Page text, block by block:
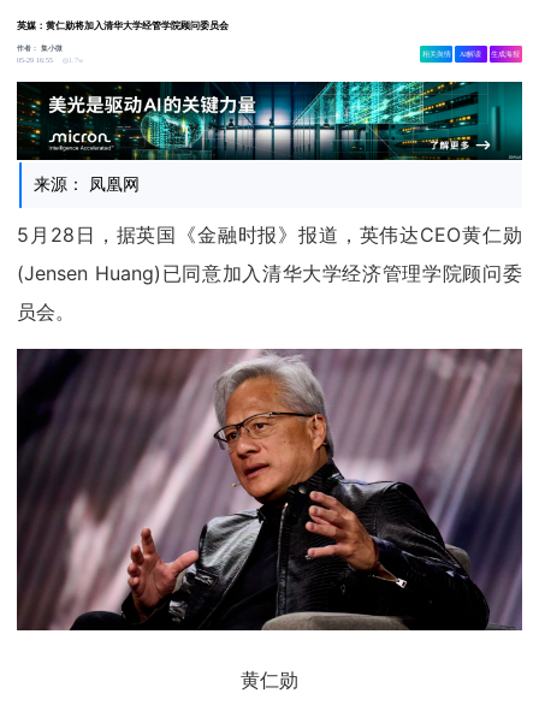
英媒：黄仁勋将加入清华大学经管学院顾问委员会
作者：集小微
05-29 16:55
1.7w
相关舆情 AI解读 生成海报
来源： 凤凰网
5月28日，据英国《金融时报》报道，英伟达CEO黄仁勋
(Jensen Huang)已同意加入清华大学经济管理学院顾问委
员会。
黄仁勋